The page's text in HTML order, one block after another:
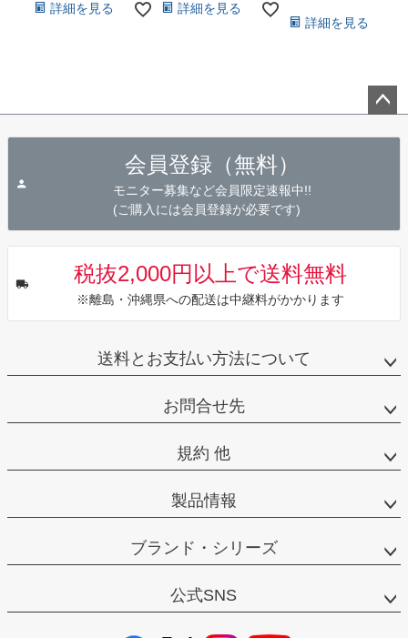
詳細を見る 詳細を見る
詳細を見る
会員登録（無料）
モニター募集など会員限定速報中!!
(ご購入には会員登録が必要です)
税抜2,000円以上で送料無料
※離島・沖縄県への配送は中継料がかかります
送料とお支払い方法について
お問合せ先
規約 他
製品情報
ブランド・シリーズ
公式SNS